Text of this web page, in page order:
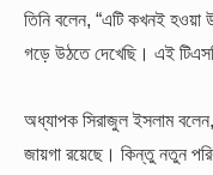
তিনি বলেন, “এটি কখনই
গড়ে উঠতে দেখেছি। এই
অধ্যাপক সিরাজুল ইসলাম
জায়গা রয়েছে। কিন্তু নতুন